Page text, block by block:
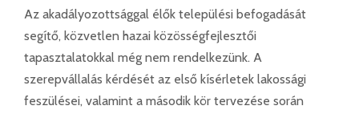
Az akadályozottsággal élők települési befogadását
segítő, közvetlen hazai közösségfejlesztői
tapasztalatokkal még nem rendelkezünk. A
szerepvállalás kérdését az első kísérletek lakossági
feszülései, valamint a második kör tervezése során